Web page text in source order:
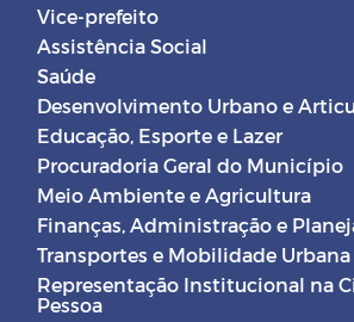
Vice-prefeito
Assistência Social
Saúde
Desenvolvimento Urbano e
Educação, Esporte e Lazer
Procuradoria Geral do Município
Meio Ambiente e Agricultura
Finanças, Administração e
Transportes e Mobilidade Urbana
Representação Institucional na
Pessoa